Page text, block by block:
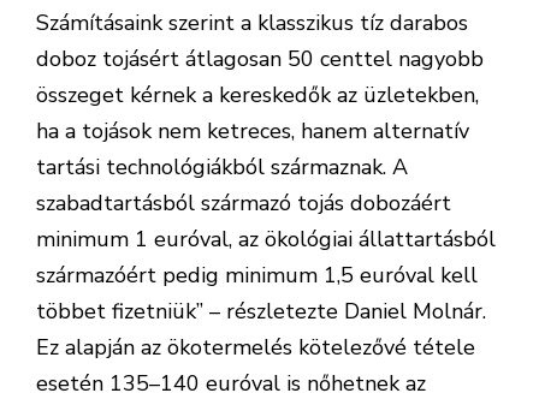
Számításaink szerint a klasszikus tíz darabos
doboz tojásért átlagosan 50 centtel nagyobb
összeget kérnek a kereskedők az üzletekben,
ha a tojások nem ketreces, hanem alternatív
tartási technológiákból származnak. A
szabadtartásból származó tojás dobozáért
minimum 1 euróval, az ökológiai állattartásból
származóért pedig minimum 1,5 euróval kell
többet fizetniük” – részletezte Daniel Molnár.
Ez alapján az ökotermelés kötelezővé tétele
esetén 135–140 euróval is nőhetnek az